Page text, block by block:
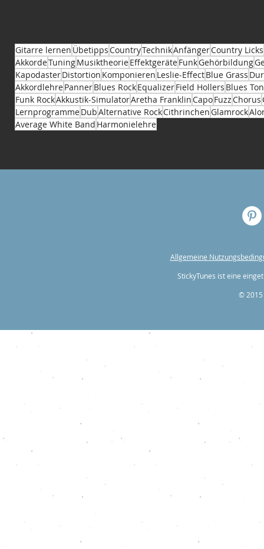
Gitarre lernen ÜbetippsCountryTechnikAnfängerCountry Licks
AkkordeTuningMusiktheorieEffektgeräteFunkGehörbildung
KapodasterDistortion Komponieren Leslie-EffectBlue Grass
AkkordlehrePannerBlues RockEqualizerField Hollers Blues
Funk RockAkkustik-SimulatorAretha FranklinCapoFuzzChorus
LernprogrammeDubAlternative RockCithrinchenGlamrock
Average White Band Harmonielehre
Allgemeine
StickyTunes ist eine
©